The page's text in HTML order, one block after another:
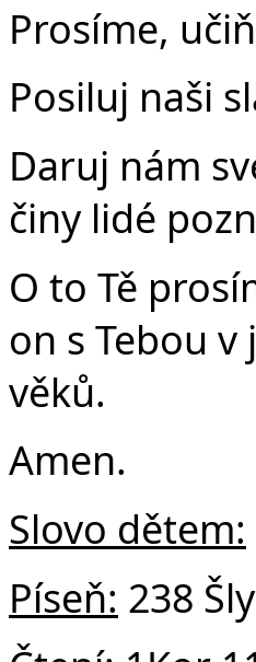
Prosíme,
Posiluj naši
Daruj nám
činy lidé
O to Tě
on s Tebou
věků.
Amen.
Slovo dětem:
Píseň: 238